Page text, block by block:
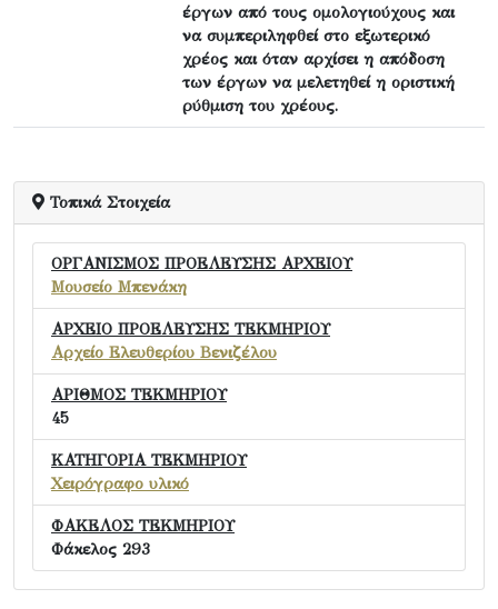
έργων από τους ομολογιούχους και
να συμπεριληφθεί στο εξωτερικό
χρέος και όταν αρχίσει η απόδοση
των έργων να μελετηθεί η οριστική
ρύθμιση του χρέους.
Τοπικά Στοιχεία
ΟΡΓΑΝΙΣΜΟΣ ΠΡΟΕΛΕΥΣΗΣ ΑΡΧΕΙΟΥ
Μουσείο Μπενάκη
ΑΡΧΕΙΟ ΠΡΟΕΛΕΥΣΗΣ ΤΕΚΜΗΡΙΟΥ
Αρχείο Ελευθερίου Βενιζέλου
ΑΡΙΘΜΟΣ ΤΕΚΜΗΡΙΟΥ
45
ΚΑΤΗΓΟΡΙΑ ΤΕΚΜΗΡΙΟΥ
Χειρόγραφο υλικό
ΦΑΚΕΛΟΣ ΤΕΚΜΗΡΙΟΥ
Φάκελος 293